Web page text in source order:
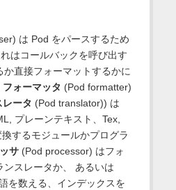
は Pod をパースするため
はコールバックを呼び出す
直接フォーマットするかに
ォーマッタ (Pod formatter)
ータ (Pod translator)) は
プレーンテキスト、Tex,
するモジュールかプログラ
サ(Pod processor) はフォ
ンスレータか、 あるいは
を数える、インデックスを